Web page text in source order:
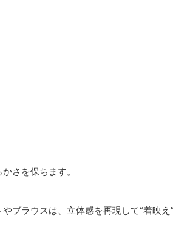
さを保ちます。
ラウスは、立体感を再現して“着映え”